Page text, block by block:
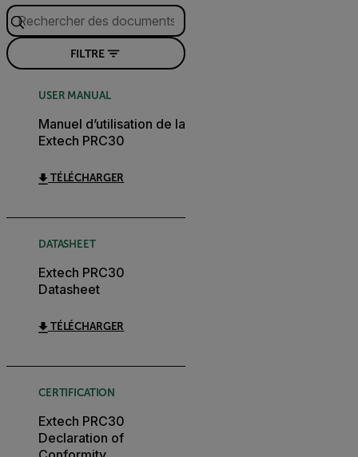
FILTRE
USER MANUAL
Manuel d’utilisation de la
Extech PRC30
TÉLÉCHARGER
DATASHEET
Extech PRC30
Datasheet
TÉLÉCHARGER
CERTIFICATION
Extech PRC30
Declaration of